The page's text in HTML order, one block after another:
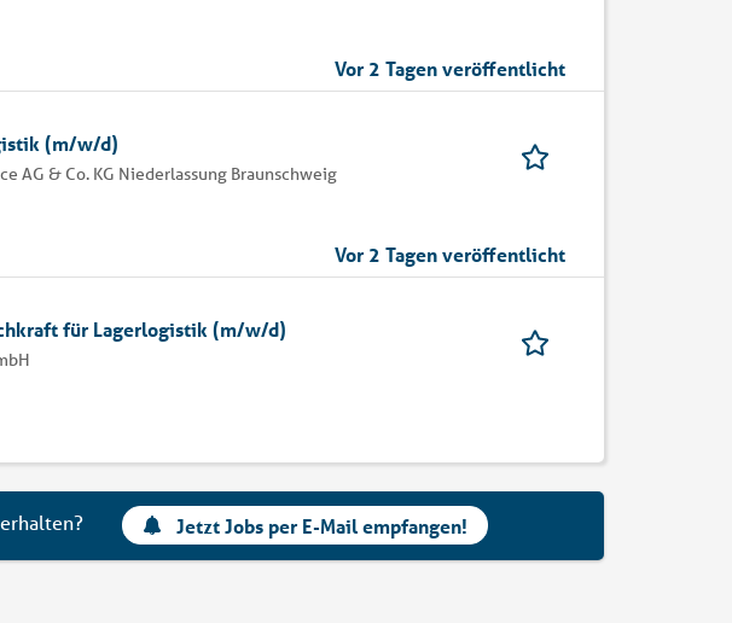
Vor 2 Tagen veröffentlicht
(m/w/d)
AG & Co. KG Niederlassung Braunschweig
Vor 2 Tagen veröffentlicht
für Lagerlogistik (m/w/d)
Jetzt Jobs per E-Mail empfangen!